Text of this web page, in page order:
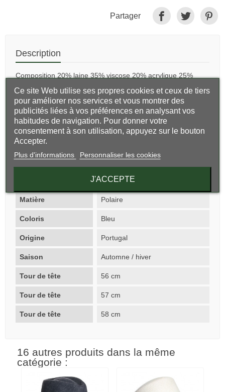
Partager
Description
Composition 20% laine 35% viscose 20% acrylique 25%
Doublure polyester
Taille unique 56/58cm de tour de tête
Fabriqué au Portugal
Marque Modissima Créations
Matière Polaire
Coloris Bleu
Origine Portugal
Saison Automne / hiver
Tour de tête 56 cm
Tour de tête 57 cm
Tour de tête 58 cm
16 autres produits dans la même
catégorie :
Ce site Web utilise ses propres cookies et ceux de tiers
pour améliorer nos services et vous montrer des
publicités liées à vos préférences en analysant vos
habitudes de navigation. Pour donner votre
consentement à son utilisation, appuyez sur le bouton
Accepter.
Plus d'informations Personnaliser les cookies
J'ACCEPTE